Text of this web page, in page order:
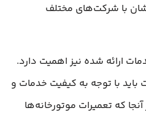
با شرکت‌های مختلف
ارائه شده نیز اهمیت دارد.
با توجه به کیفیت خدمات و
که تعمیرات موتورخانه‌ها